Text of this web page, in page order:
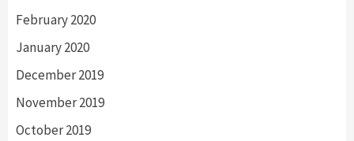
February 2020
January 2020
December 2019
November 2019
October 2019